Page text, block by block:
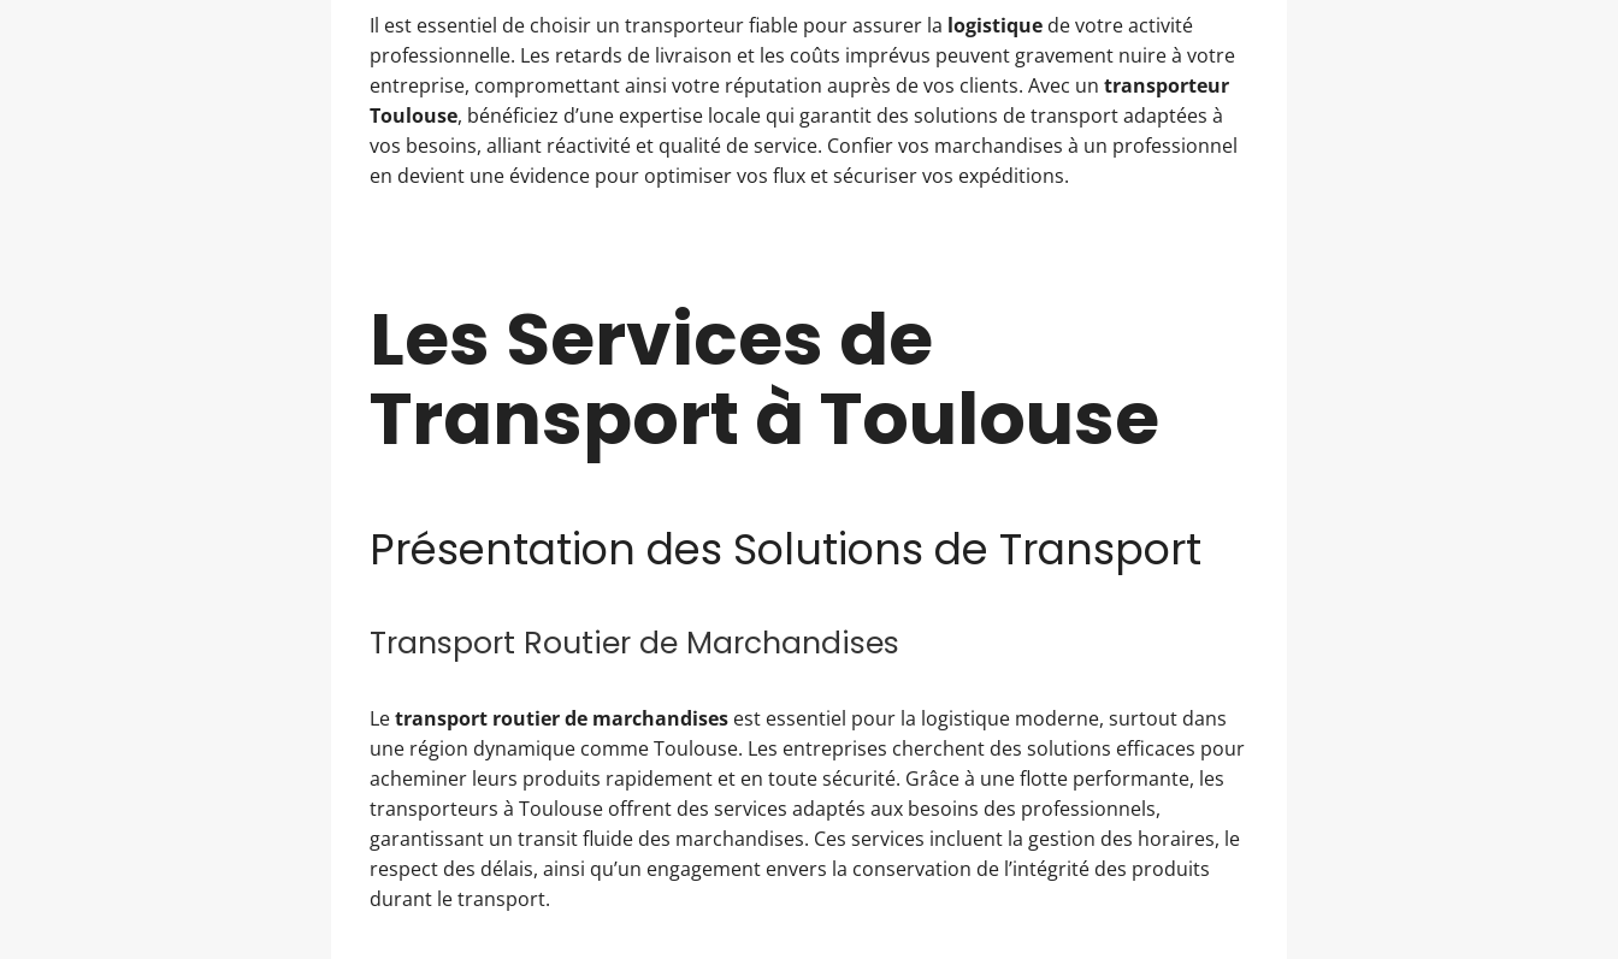
Il est essentiel de choisir un transporteur fiable pour assurer la logistique de votre activité
professionnelle. Les retards de livraison et les coûts imprévus peuvent gravement nuire à votre
entreprise, compromettant ainsi votre réputation auprès de vos clients. Avec un transporteur
Toulouse, bénéficiez d’une expertise locale qui garantit des solutions de transport adaptées à
vos besoins, alliant réactivité et qualité de service. Confier vos marchandises à un professionnel
en devient une évidence pour optimiser vos flux et sécuriser vos expéditions.
Les Services de
Transport à Toulouse
Présentation des Solutions de Transport
Transport Routier de Marchandises
Letransport routier de marchandises est essentiel pour la logistique moderne, surtout dans
une région dynamique comme Toulouse. Les entreprises cherchent des solutions efficaces pour
acheminer leurs produits rapidement et en toute sécurité. Grâce à une flotte performante, les
transporteurs à Toulouse offrent des services adaptés aux besoins des professionnels,
garantissant un transit fluide des marchandises. Ces services incluent la gestion des horaires, le
respect des délais, ainsi qu’un engagement envers la conservation de l’intégrité des produits
durant le transport.